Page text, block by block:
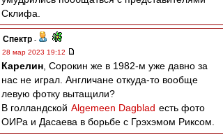
Склифа.
Спектр -
28 мар 2023 19:12
Карелин , Сорокин же в 1982-м уже давно за
нас не играл. Англичане откуда-то вообще
левую фотку вытащили?
В голландской Algemeen Dagblad есть фото
ОИРа и Дасаева в борьбе с Грэхэмом Риксом.